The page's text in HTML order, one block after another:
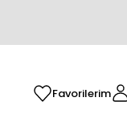
Favorilerim